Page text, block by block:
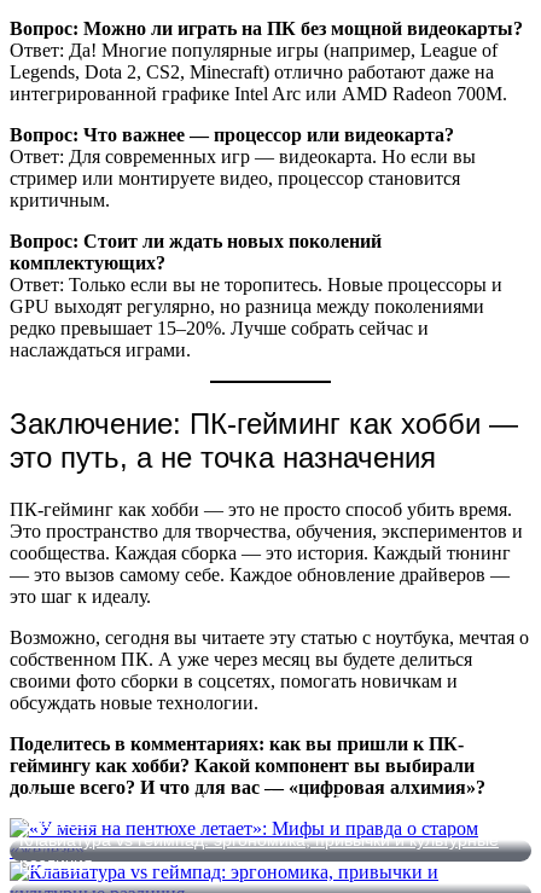
Вопрос: Можно ли играть на ПК без мощной видеокарты?
Ответ: Да! Многие популярные игры (например, League of
Legends, Dota 2, CS2, Minecraft) отлично работают даже на
интегрированной графике Intel Arc или AMD Radeon 700M.
Вопрос: Что важнее — процессор или видеокарта?
Ответ: Для современных игр — видеокарта. Но если вы
стример или монтируете видео, процессор становится
критичным.
Вопрос: Стоит ли ждать новых поколений
комплектующих?
Ответ: Только если вы не торопитесь. Новые процессоры и
GPU выходят регулярно, но разница между поколениями
редко превышает 15–20%. Лучше собрать сейчас и
наслаждаться играми.
Заключение: ПК-гейминг как хобби —
это путь, а не точка назначения
ПК-гейминг как хобби — это не просто способ убить время.
Это пространство для творчества, обучения, экспериментов и
сообщества. Каждая сборка — это история. Каждый тюнинг
— это вызов самому себе. Каждое обновление драйверов —
это шаг к идеалу.
Возможно, сегодня вы читаете эту статью с ноутбука, мечтая о
собственном ПК. А уже через месяц вы будете делиться
своими фото сборки в соцсетях, помогать новичкам и
обсуждать новые технологии.
Поделитесь в комментариях: как вы пришли к ПК-
геймингу как хобби? Какой компонент вы выбирали
дольше всего? И что для вас — «цифровая алхимия»?
«У меня на пентюхе летает»: Мифы и правда о старом
«железе»
Клавиатура vs геймпад: эргономика, привычки и культурные
различия